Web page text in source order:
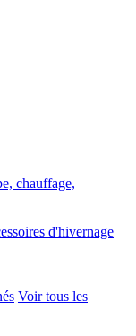
chauffage,
d'hivernage
Voir tous les